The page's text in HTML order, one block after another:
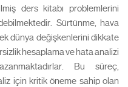
ders kitabı problemlerini
Sürtünme, hava
dünya değişkenlerini dikkate
hesaplama ve hata analizi
Bu süreç,
için kritik öneme sahip olan